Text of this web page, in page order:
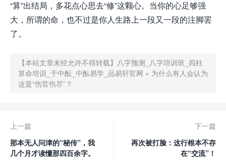
“算”出结局，多花点心思去“修”这颗心。当你的心足够强
大，所谓的命，也不过是你人生路上一段又一段的注脚罢
了。
【本站文章未经允许不得转载】
八字预测_八字培训班_四柱
算命培训_于中酝_中酝易学_品易轩官网 » 为什么有人会认为
这是“伤官伤尽”？
上一篇
那本无人问津的“秘传”，我
几个月才读懂那四百余字。
下一篇
再次被打脸：这行根本不存
在“交流”！